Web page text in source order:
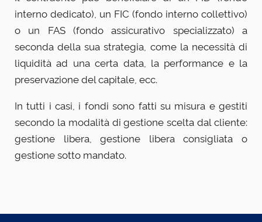
interno dedicato), un FIC (fondo interno collettivo)
o un FAS (fondo assicurativo specializzato) a
seconda della sua strategia, come la necessità di
liquidità ad una certa data, la performance e la
preservazione del capitale, ecc.
In tutti i casi, i fondi sono fatti su misura e gestiti
secondo la modalità di gestione scelta dal cliente:
gestione libera, gestione libera consigliata o
gestione sotto mandato.